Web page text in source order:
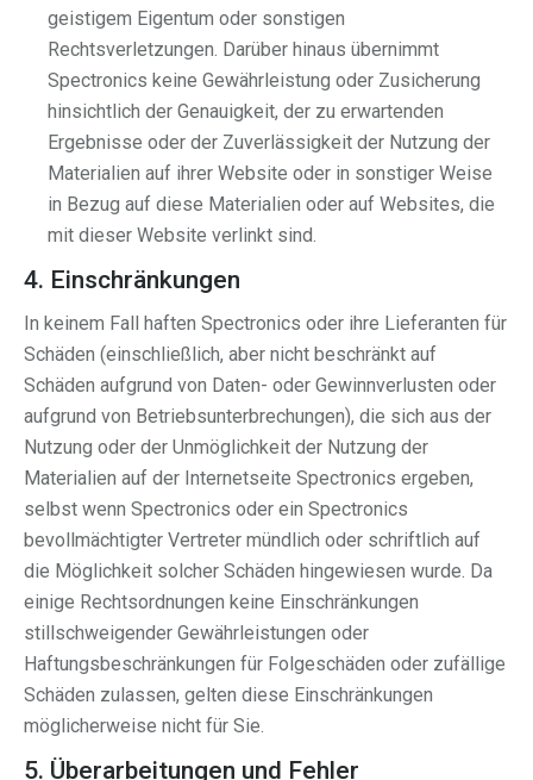
geistigem Eigentum oder sonstigen
Rechtsverletzungen. Darüber hinaus übernimmt
Spectronics keine Gewährleistung oder Zusicherung
hinsichtlich der Genauigkeit, der zu erwartenden
Ergebnisse oder der Zuverlässigkeit der Nutzung der
Materialien auf ihrer Website oder in sonstiger Weise
in Bezug auf diese Materialien oder auf Websites, die
mit dieser Website verlinkt sind.
4. Einschränkungen
In keinem Fall haften Spectronics oder ihre Lieferanten für
Schäden (einschließlich, aber nicht beschränkt auf
Schäden aufgrund von Daten- oder Gewinnverlusten oder
aufgrund von Betriebsunterbrechungen), die sich aus der
Nutzung oder der Unmöglichkeit der Nutzung der
Materialien auf der Internetseite Spectronics ergeben,
selbst wenn Spectronics oder ein Spectronics
bevollmächtigter Vertreter mündlich oder schriftlich auf
die Möglichkeit solcher Schäden hingewiesen wurde. Da
einige Rechtsordnungen keine Einschränkungen
stillschweigender Gewährleistungen oder
Haftungsbeschränkungen für Folgeschäden oder zufällige
Schäden zulassen, gelten diese Einschränkungen
möglicherweise nicht für Sie.
5. Überarbeitungen und Fehler